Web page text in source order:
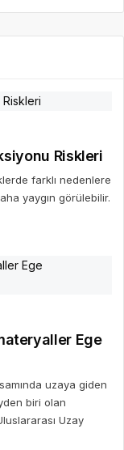
Riskleri
farklı nedenlere
yaygın görülebilir.
Ege
uzaya giden
biri olan
Uzay